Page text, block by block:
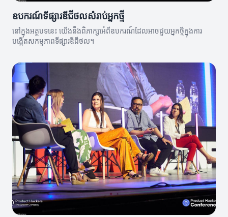
ឧបករណ៍ទីផ្សារឌីជីថលសំរាប់អ្នកថ្មី
នៅក្នុងអត្ថបទនេះ យើងនឹងពិភាក្សាអំពីឧបករណ៍ដែលអាចជួយអ្នកថ្មីក្នុងការ
បង្កើតសកម្មភាពទីផ្សារឌីជីថល។